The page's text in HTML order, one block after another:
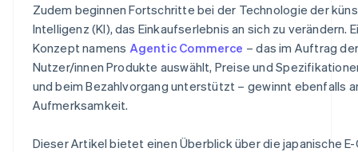
Zudem beginnen Fortschritte bei der Technologie der
Intelligenz (KI), das Einkaufserlebnis an sich zu verändern.
Konzept namens Agentic Commerce – das im Auftrag der
Nutzer/innen Produkte auswählt, Preise und
und beim Bezahlvorgang unterstützt – gewinnt ebenfalls
Aufmerksamkeit.
Dieser Artikel bietet einen Überblick über die japanische